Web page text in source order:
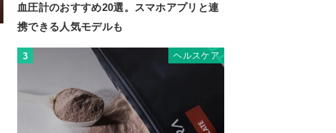
血圧計のおすすめ20選。スマホアプリと連
携できる人気モデルも
3 ヘルスケア